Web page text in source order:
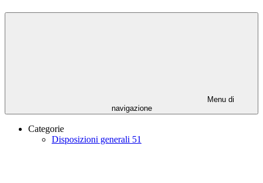
Menu di
navigazione
Categorie
Disposizioni generali 51